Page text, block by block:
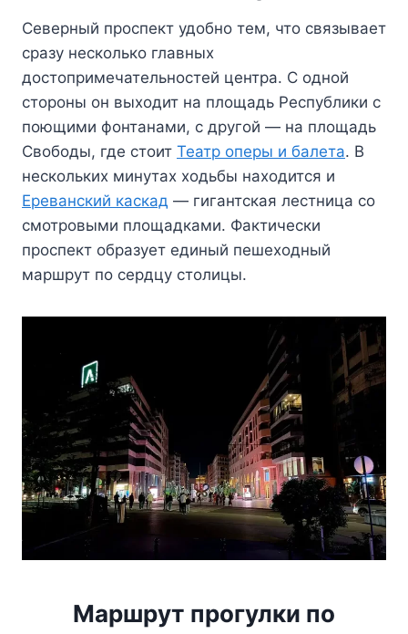
Северный проспект удобно тем, что связывает
сразу несколько главных
достопримечательностей центра. С одной
стороны он выходит на площадь Республики с
поющими фонтанами, с другой — на площадь
Свободы, где стоит Театр оперы и балета. В
нескольких минутах ходьбы находится и
Ереванский каскад — гигантская лестница со
смотровыми площадками. Фактически
проспект образует единый пешеходный
маршрут по сердцу столицы.
Маршрут прогулки по